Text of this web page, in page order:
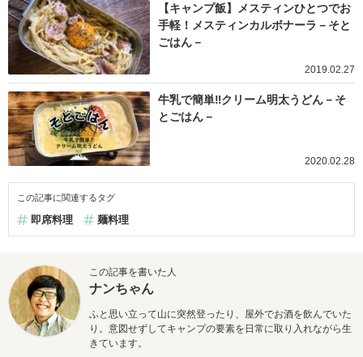
【キャンプ飯】メスティンひとつでお
手軽！メスティンカルボナーラ－そと
ごはん－
2019.02.27
牛乳で簡単‼︎クリーム明太うどん－そ
とごはん－
2020.02.28
この記事に関連するタグ
即席料理 麺料理
この記事を書いた人
ナンちゃん
ふと思い立って山に突然登ったり、屋外でお酒を飲んでいた
り。意図せずしてキャンプの要素を日常に取り入れながら生
きています。